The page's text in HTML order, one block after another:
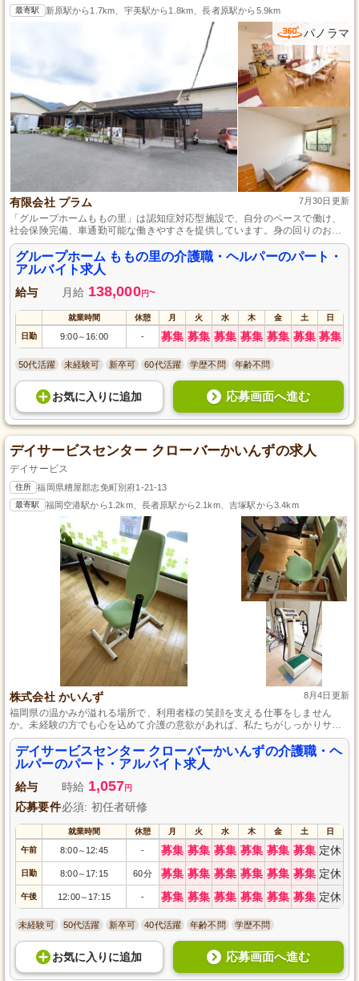
最寄駅 新原駅から1.7km、宇美駅から1.8km、長者原駅から5.9km
パノラマ
有限会社 プラム 7月30日更新
「グループホームももの里」は認知症対応型施設で、自分のペースで働け、
社会保険完備、車通勤可能な働きやすさを提供しています。身の回りのお世
話など、介護業務全般に携われる経験を得られます。
グループホーム ももの里の介護職・ヘルパーのパート・
アルバイト求人
給与 月給 138,000円~
就業時間 休憩 月 火 水 木 金 土 日
日勤 9:00～ 16:00 - 募集 募集 募集 募集 募集 募集 募集
50代活躍 未経験可 新卒可 60代活躍 学歴不問 年齢不問
お気に入り に追加 応募画面へ進む
デイサービスセンター クローバーかいんずの求人
デイサービス
住所 福岡県糟屋郡志免町別府1-21-13
最寄駅 福岡空港駅から1.2km、長者原駅から2.1km、吉塚駅から3.4km
株式会社 かいんず 8月4日更新
福岡県の温かみが溢れる場所で、利用者様の笑顔を支える仕事をしません
か。未経験の方でも心を込めて介護の意欲があれば、私たちがしっかりサポ
ートします。フレキシブルな勤務体系で、ワークライフバランスを大事にし
ながら成長できる環境がここにはあります。
デイサービスセンター クローバーかいんずの介護職・ヘ
ルパーのパート・アルバイト求人
給与 時給 1,057円
応募要件必須: 初任者研修
就業時間 休憩 月 火 水 木 金 土 日
午前 8:00～ 12:45 - 募集 募集 募集 募集 募集 募集 定休
日勤 8:00～ 17:15 60分 募集 募集 募集 募集 募集 募集 定休
午後 12:00～ 17:15 - 募集 募集 募集 募集 募集 募集 定休
未経験可 50代活躍 新卒可 40代活躍 年齢不問 学歴不問
お気に入り に追加 応募画面へ進む